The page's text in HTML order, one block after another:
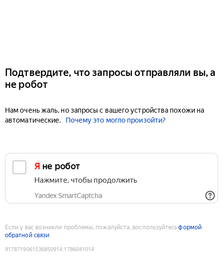
Подтвердите, что запросы отправляли вы, а
не робот
Нам очень жаль, но запросы с вашего устройства похожи на
автоматические.
Почему это могло произойти?
Я не робот
Нажмите, чтобы продолжить
Yandex SmartCaptcha
Если у вас возникли проблемы, пожалуйста, воспользуйтесьформой
обратной связи
9178719061536850914:1786041014